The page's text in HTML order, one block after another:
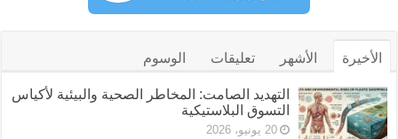
الأخيرة الأشهر تعليقات الوسوم
التهديد الصامت: المخاطر الصحية والبيئية لأكياس
التسوق البلاستيكية
20 يونيو، 2026